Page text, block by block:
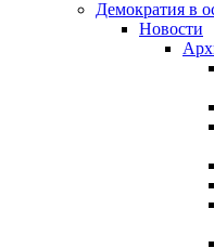
Демократия в
Новости